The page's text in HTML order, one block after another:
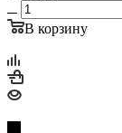
В корзину